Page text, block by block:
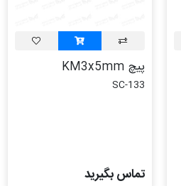
پیچ KM3x5mm
SC-133
تماس بگیرید